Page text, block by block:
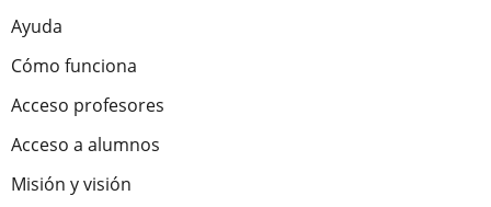
Ayuda
Cómo funciona
Acceso profesores
Acceso a alumnos
Misión y visión